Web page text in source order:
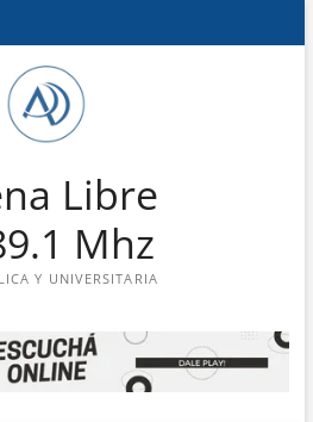
Libre
Mhz
Y UNIVERSITARIA